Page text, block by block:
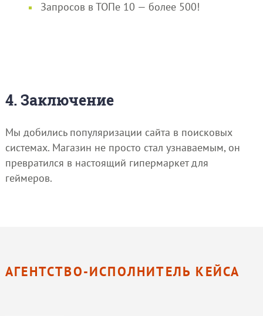
Запросов в ТОПе 10 — более 500!
4. Заключение
Мы добились популяризации сайта в поисковых
системах. Магазин не просто стал узнаваемым, он
превратился в настоящий гипермаркет для
геймеров.
АГЕНТСТВО-ИСПОЛНИТЕЛЬ КЕЙСА